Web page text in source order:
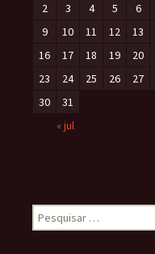
2
3 4 5 6
9
10 11 12 13
16
17 18 19 20
23
24 25 26 27
30
31
« jul